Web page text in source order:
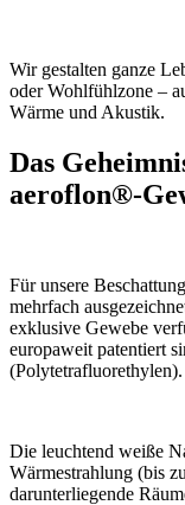
Wir gestalten ganze
oder Wohlfühlzone –
Wärme und Akustik.
Das
aeroflon®-
Für unsere
mehrfach
exklusive Gewebe
europaweit patentiert
(Polytetrafluorethylen).
Die leuchtend weiße
Wärmestrahlung (bis
darunterliegende